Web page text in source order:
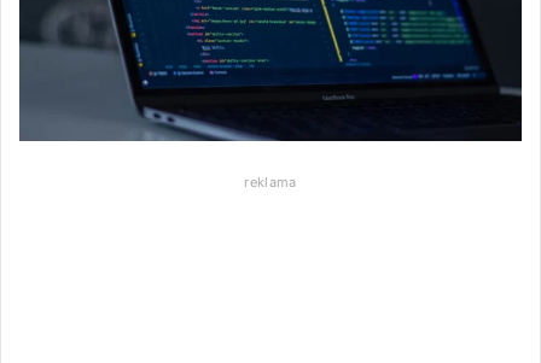
reklama